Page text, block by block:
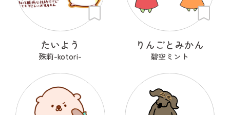
たいよう
殊莉-kotori-
りんごとみかん
碧空ミント